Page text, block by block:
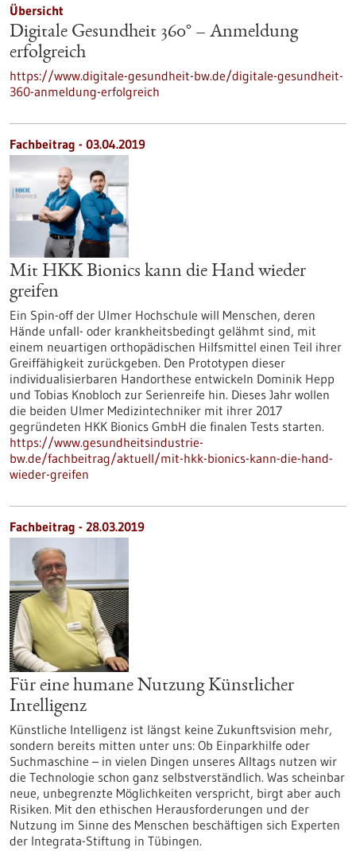
Übersicht
Digitale Gesundheit 360° – Anmeldung
erfolgreich
https://www.digitale-gesundheit-bw.de/digitale-gesundheit-
360-anmeldung-erfolgreich
Fachbeitrag - 03.04.2019
Mit HKK Bionics kann die Hand wieder
greifen
Ein Spin-off der Ulmer Hochschule will Menschen, deren
Hände unfall- oder krankheitsbedingt gelähmt sind, mit
einem neuartigen orthopädischen Hilfsmittel einen Teil ihrer
Greiffähigkeit zurückgeben. Den Prototypen dieser
individualisierbaren Handorthese entwickeln Dominik Hepp
und Tobias Knobloch zur Serienreife hin. Dieses Jahr wollen
die beiden Ulmer Medizintechniker mit ihrer 2017
gegründeten HKK Bionics GmbH die finalen Tests starten.
https://www.gesundheitsindustrie-
bw.de/fachbeitrag/aktuell/mit-hkk-bionics-kann-die-hand-
wieder-greifen
Fachbeitrag - 28.03.2019
Für eine humane Nutzung Künstlicher
Intelligenz
Künstliche Intelligenz ist längst keine Zukunftsvision mehr,
sondern bereits mitten unter uns: Ob Einparkhilfe oder
Suchmaschine – in vielen Dingen unseres Alltags nutzen wir
die Technologie schon ganz selbstverständlich. Was scheinbar
neue, unbegrenzte Möglichkeiten verspricht, birgt aber auch
Risiken. Mit den ethischen Herausforderungen und der
Nutzung im Sinne des Menschen beschäftigen sich Experten
der Integrata-Stiftung in Tübingen.